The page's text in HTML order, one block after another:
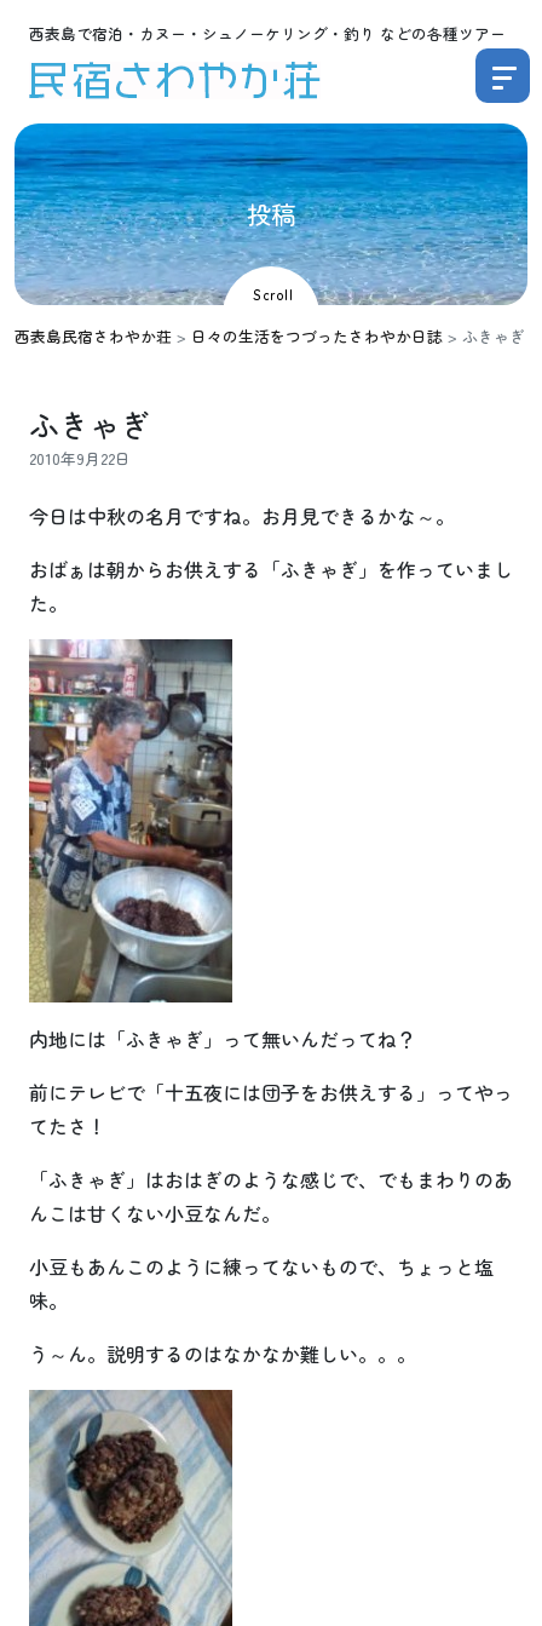
西表島で宿泊・カヌー・シュノーケリング・釣り などの各種ツアー
投稿
Scroll
西表島民宿さわやか荘 > 日々の生活をつづったさわやか日誌 > ふきゃぎ
ふきゃぎ
2010年9月22日
今日は中秋の名月ですね。お月見できるかな～。
おばぁは朝からお供えする「ふきゃぎ」を作っていまし
た。
内地には「ふきゃぎ」って無いんだってね？
前にテレビで「十五夜には団子をお供えする」ってやっ
てたさ！
「ふきゃぎ」はおはぎのような感じで、でもまわりのあ
んこは甘くない小豆なんだ。
小豆もあんこのように練ってないもので、ちょっと塩
味。
う～ん。説明するのはなかなか難しい。。。